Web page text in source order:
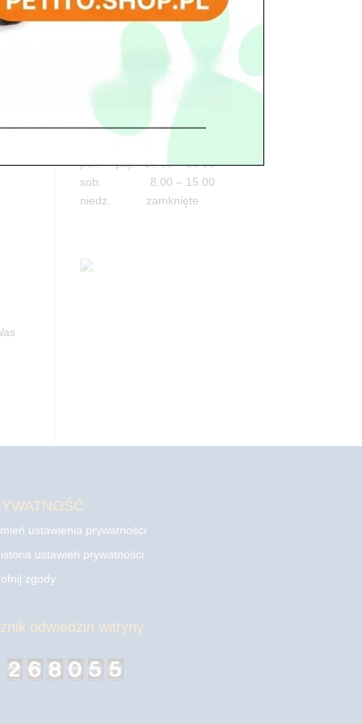
Adres
Godziny pracy
pon. – piąt. 10.00 – 19.00
sob. 8.00 – 15.00
niedz. zamknięte
ustawienia prywatności
ustawień prywatności
zgody
odwiedzin witryny